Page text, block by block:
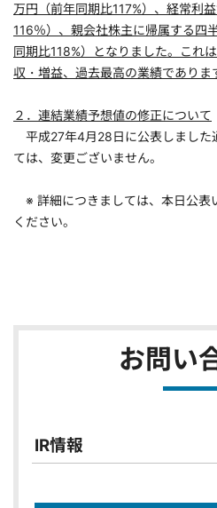
万円（前年同期比117%）、経常利
116％）、親会社株主に帰属する四
同期比118%）となりました。これ
収・増益、過去最高の業績でありま
２．連結業績予想値の修正について
平成27年4月28日に公表しました
ては、変更ございません。
※ 詳細につきましては、本日公表
ください。
お問い
IR情報